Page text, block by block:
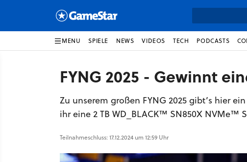
MENU SPIELE NEWS VIDEOS TECH PODCASTS
FYNG 2025 - Gewinnt
Zu unserem großen FYNG 2025 gibt’s hier
ihr eine 2 TB WD_BLACK™ SN850X NVMe™
Teilnahmeschluss: 17.12.2024 um 12:59 Uhr